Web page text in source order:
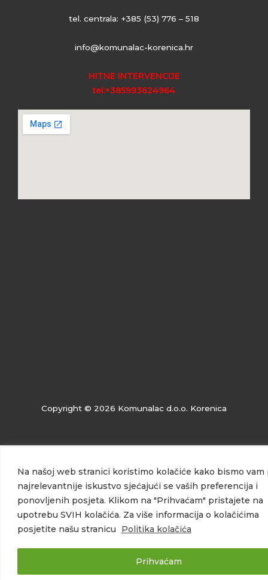
Na našoj web stranici koristimo kolačiće kako bismo vam
najrelevantnije iskustvo sjećajući se vaših preferencija i
ponovljenih posjeta. Klikom na "Prihvaćam" pristajete na
upotrebu SVIH kolačića. Za više informacija o kolačićima
posjetite našu stranicu
Politika kolačića
Prihvaćam
tel. centrala: +385 (53) 776 – 518
info@komunalac-korenica.hr
HITNE INTERVENCIJE
tel:+385993624964
Copyright © 2026 Komunalac d.o.o. Korenica